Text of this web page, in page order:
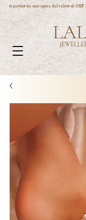
A partire da una spesa dal valore di CHF